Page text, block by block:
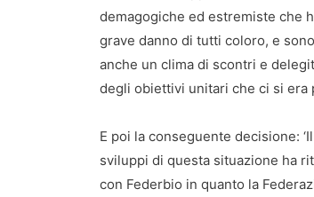
demagogiche ed estremiste che
grave danno di tutti coloro, e
anche un clima di scontri e
degli obiettivi unitari che ci si era
E poi la conseguente decisione:
sviluppi di questa situazione ha
con Federbio in quanto la